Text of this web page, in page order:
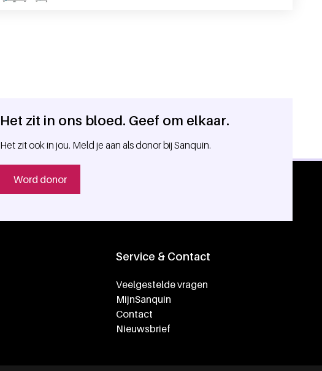
Het zit in ons bloed. Geef om elkaar.
Het zit ook in jou. Meld je aan als donor bij Sanquin.
Word donor
Service & Contact
Veelgestelde vragen
MijnSanquin
Contact
Nieuwsbrief